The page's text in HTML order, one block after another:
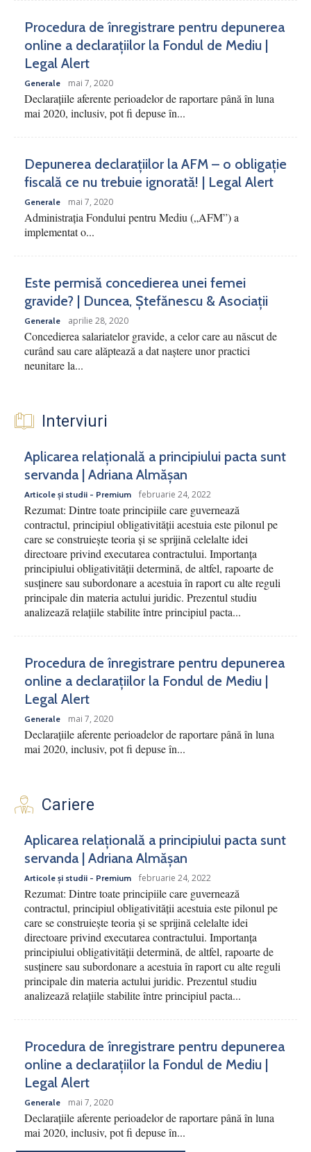
Procedura de înregistrare pentru depunerea
online a declarațiilor la Fondul de Mediu |
Legal Alert
Generale mai 7, 2020
Declarațiile aferente perioadelor de raportare până în luna
mai 2020, inclusiv, pot fi depuse în...
Depunerea declarațiilor la AFM – o obligație
fiscală ce nu trebuie ignorată! | Legal Alert
Generale mai 7, 2020
Administrația Fondului pentru Mediu („AFM”) a
implementat o...
Este permisă concedierea unei femei
gravide? | Duncea, Ștefănescu & Asociații
Generale aprilie 28, 2020
Concedierea salariatelor gravide, a celor care au născut de
curând sau care alăptează a dat naștere unor practici
neunitare la...
Interviuri
Aplicarea relațională a principiului pacta sunt
servanda | Adriana Almășan
Articole și studii - Premium februarie 24, 2022
Rezumat: Dintre toate principiile care guvernează
contractul, principiul obligativității acestuia este pilonul pe
care se construiește teoria și se sprijină celelalte idei
directoare privind executarea contractului. Importanța
principiului obligativității determină, de altfel, rapoarte de
susținere sau subordonare a acestuia în raport cu alte reguli
principale din materia actului juridic. Prezentul studiu
analizează relațiile stabilite între principiul pacta...
Procedura de înregistrare pentru depunerea
online a declarațiilor la Fondul de Mediu |
Legal Alert
Generale mai 7, 2020
Declarațiile aferente perioadelor de raportare până în luna
mai 2020, inclusiv, pot fi depuse în...
Cariere
Aplicarea relațională a principiului pacta sunt
servanda | Adriana Almășan
Articole și studii - Premium februarie 24, 2022
Rezumat: Dintre toate principiile care guvernează
contractul, principiul obligativității acestuia este pilonul pe
care se construiește teoria și se sprijină celelalte idei
directoare privind executarea contractului. Importanța
principiului obligativității determină, de altfel, rapoarte de
susținere sau subordonare a acestuia în raport cu alte reguli
principale din materia actului juridic. Prezentul studiu
analizează relațiile stabilite între principiul pacta...
Procedura de înregistrare pentru depunerea
online a declarațiilor la Fondul de Mediu |
Legal Alert
Generale mai 7, 2020
Declarațiile aferente perioadelor de raportare până în luna
mai 2020, inclusiv, pot fi depuse în...